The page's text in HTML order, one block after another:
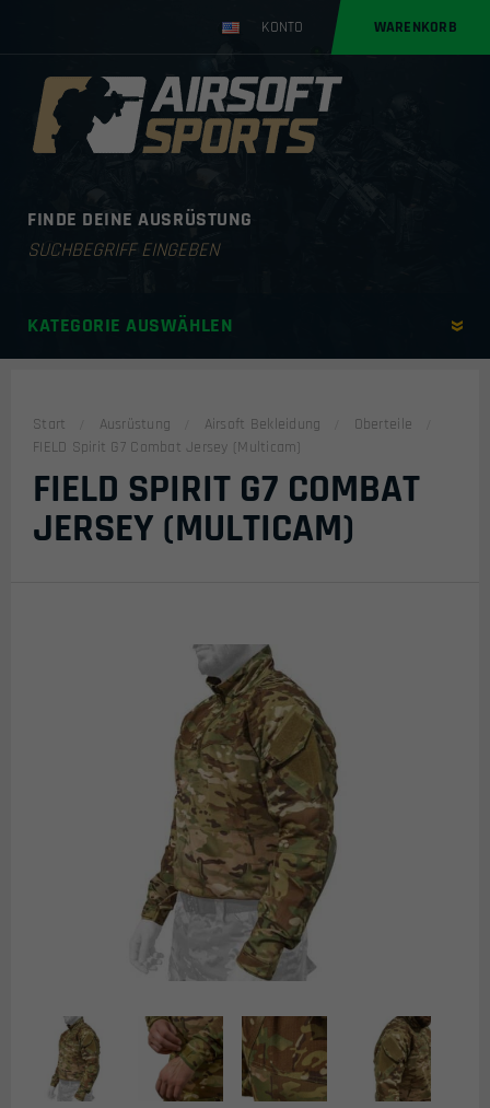
KONTO WARENKORB
FINDE DEINE AUSRÜSTUNG
Products
KATEGORIE AUSWÄHLEN
Start Ausrüstung Airsoft Bekleidung
Oberteile
FIELD Spirit G7 Combat Jersey (Multicam)
FIELD SPIRIT G7 COMBAT
JERSEY (MULTICAM)